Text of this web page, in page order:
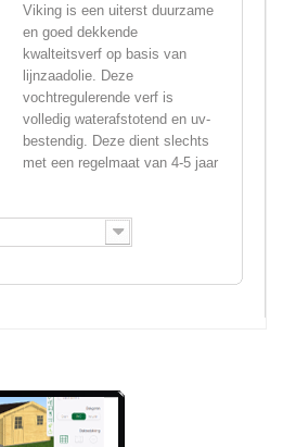
Viking is een uiterst duurzame
en goed dekkende
kwalteitsverf op basis van
lijnzaadolie. Deze
vochtregulerende verf is
volledig waterafstotend en uv-
bestendig. Deze dient slechts
met een regelmaat van 4-5 jaar